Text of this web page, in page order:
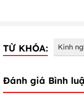
TỪ KHÓA: Kinh
Đánh giá Bình